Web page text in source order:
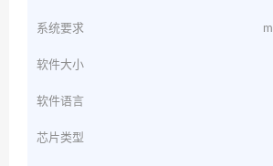
系统要求
软件大小
软件语言
芯片类型